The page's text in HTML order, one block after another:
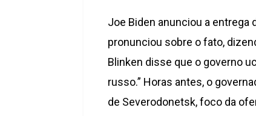
Joe Biden anunciou a entrega
pronunciou sobre o fato,
Blinken disse que o governo
russo.” Horas antes, o
de Severodonetsk, foco da